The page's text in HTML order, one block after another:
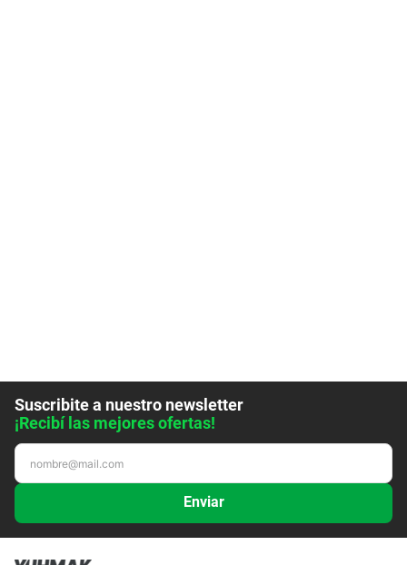
Suscribite a nuestro newsletter
¡Recibí las mejores ofertas!
Enviar